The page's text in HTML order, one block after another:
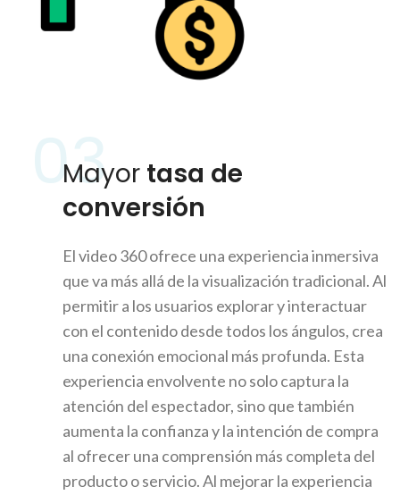
03
Mayor tasa de
conversión
El video 360 ofrece una experiencia inmersiva
que va más allá de la visualización tradicional. Al
permitir a los usuarios explorar y interactuar
con el contenido desde todos los ángulos, crea
una conexión emocional más profunda. Esta
experiencia envolvente no solo captura la
atención del espectador, sino que también
aumenta la confianza y la intención de compra
al ofrecer una comprensión más completa del
producto o servicio. Al mejorar la experiencia